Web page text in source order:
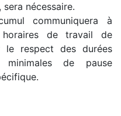
nécessaire.
communiquera à
horaires de travail de
le respect des durées
de pause